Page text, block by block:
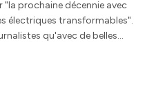
prochaine décennie avec
électriques transformables".
qu'avec de belles…